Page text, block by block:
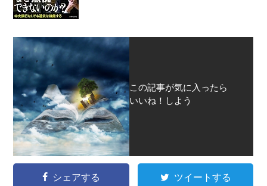
この記事が気に入ったら
いいね！しよう
シェアする ツイートする